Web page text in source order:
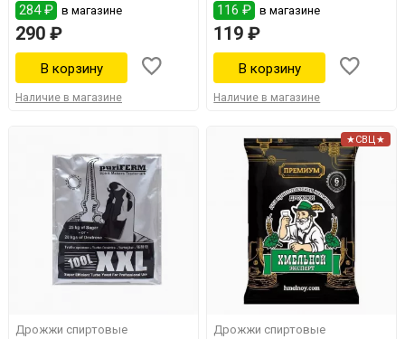
284 ₽ в магазине
290 ₽
Наличие в магазине
116 ₽ в магазине
119 ₽
Наличие в магазине
Дрожжи спиртовые
★СВЦ★
Дрожжи спиртовые